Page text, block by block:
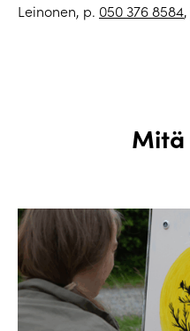
Leinonen, p. 050 376 8584,
Mitä